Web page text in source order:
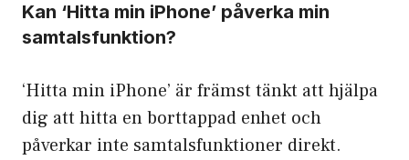
Kan ‘Hitta min iPhone’ påverka min
samtalsfunktion?
‘Hitta min iPhone’ är främst tänkt att hjälpa
dig att hitta en borttappad enhet och
påverkar inte samtalsfunktioner direkt.